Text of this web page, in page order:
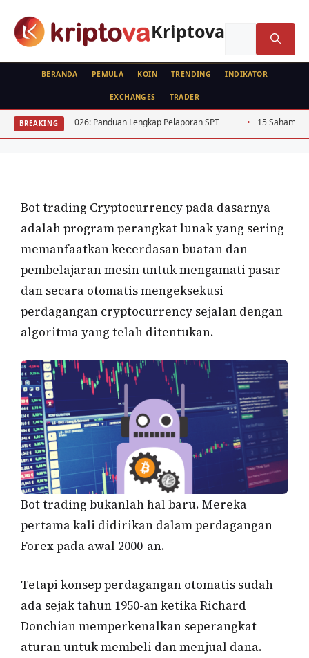
Kriptova
BERANDA PEMULA KOIN TRENDING INDIKATOR
EXCHANGES TRADER
BREAKING
2026: Panduan Lengkap Pelaporan SPT 15 Saham Dividen
KRIPTO FEATURED
Bot Untuk Trading Cryptocurrency
Bot trading Cryptocurrency pada dasarnya
adalah program perangkat lunak yang sering
memanfaatkan kecerdasan buatan dan
pembelajaran mesin untuk mengamati pasar
dan secara otomatis mengeksekusi
perdagangan cryptocurrency sejalan dengan
algoritma yang telah ditentukan.
Bot trading bukanlah hal baru. Mereka
pertama kali didirikan dalam perdagangan
Forex pada awal 2000-an.
Tetapi konsep perdagangan otomatis sudah
ada sejak tahun 1950-an ketika Richard
Donchian memperkenalkan seperangkat
aturan untuk membeli dan menjual dana.